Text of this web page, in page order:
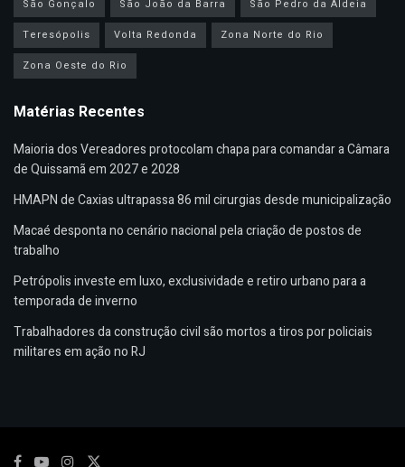
São Gonçalo
São João da Barra
São Pedro da Aldeia
Teresópolis
Volta Redonda
Zona Norte do Rio
Zona Oeste do Rio
Matérias Recentes
Maioria dos Vereadores protocolam chapa para comandar a Câmara
de Quissamã em 2027 e 2028
HMAPN de Caxias ultrapassa 86 mil cirurgias desde municipalização
Macaé desponta no cenário nacional pela criação de postos de
trabalho
Petrópolis investe em luxo, exclusividade e retiro urbano para a
temporada de inverno
Trabalhadores da construção civil são mortos a tiros por policiais
militares em ação no RJ